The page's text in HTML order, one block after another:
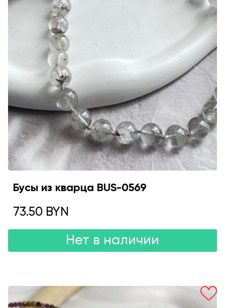
Бусы из кварца BUS-0569
73.50 BYN
Нет в наличии